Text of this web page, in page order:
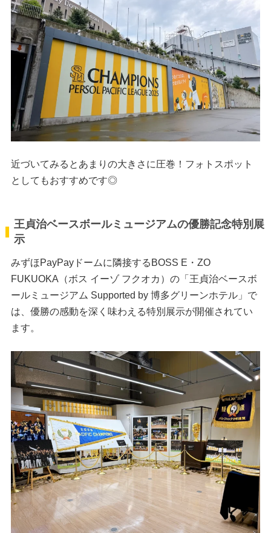
近づいてみるとあまりの大きさに圧巻！フォトスポット
としてもおすすめです◎
王貞治ベースボールミュージアムの優勝記念特別展
示
みずほPayPayドームに隣接するBOSS E・ZO
FUKUOKA（ボス イーゾ フクオカ）の「王貞治ベースボ
ールミュージアム Supported by 博多グリーンホテル」で
は、優勝の感動を深く味わえる特別展示が開催されてい
ます。